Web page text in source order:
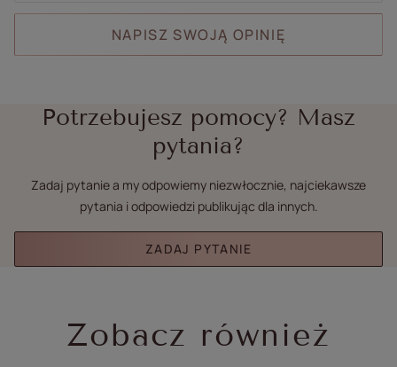
NAPISZ SWOJĄ OPINIĘ
Potrzebujesz pomocy? Masz
pytania?
Zadaj pytanie a my odpowiemy niezwłocznie, najciekawsze
pytania i odpowiedzi publikując dla innych.
ZADAJ PYTANIE
Zobacz również